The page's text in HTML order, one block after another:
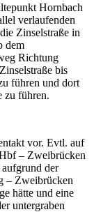
Hornbach
verlaufenden
Zinselstraße in
dem
Richtung
bis
führen und dort
zu führen.
vor. Evtl. auf
– Zweibrücken
der
– Zweibrücken
hätte und eine
untergraben